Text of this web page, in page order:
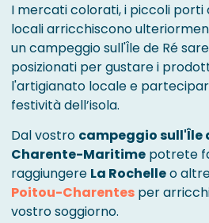
I mercati colorati, i piccoli
locali arricchiscono
un campeggio sull'Île de Ré
posizionati per gustare i
l'artigianato locale e
festività dell’isola.
Dal vostro campeggio sull'Île
Charente-Maritime potrete
raggiungere La Rochelleo
Poitou-Charentes per
vostro soggiorno.